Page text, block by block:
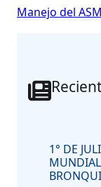
Manejo del
1° DE